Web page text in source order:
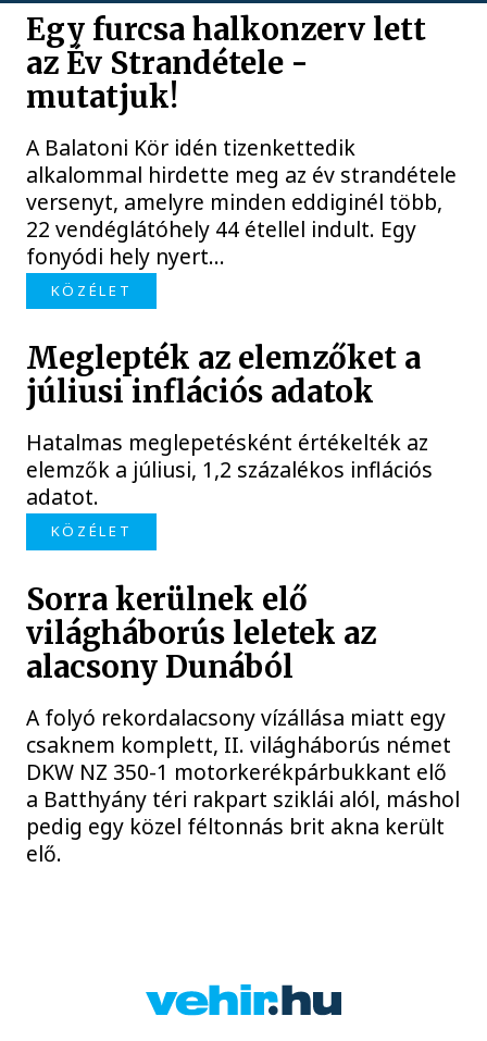
Egy furcsa halkonzerv lett
az Év Strandétele -
mutatjuk!
A Balatoni Kör idén tizenkettedik
alkalommal hirdette meg az év strandétele
versenyt, amelyre minden eddiginél több,
22 vendéglátóhely 44 étellel indult. Egy
fonyódi hely nyert...
KÖZÉLET
Meglepték az elemzőket a
júliusi inflációs adatok
Hatalmas meglepetésként értékelték az
elemzők a júliusi, 1,2 százalékos inflációs
adatot.
KÖZÉLET
Sorra kerülnek elő
világháborús leletek az
alacsony Dunából
A folyó rekordalacsony vízállása miatt egy
csaknem komplett, II. világháborús német
DKW NZ 350-1 motorkerékpárbukkant elő
a Batthyány téri rakpart sziklái alól, máshol
pedig egy közel féltonnás brit akna került
elő.